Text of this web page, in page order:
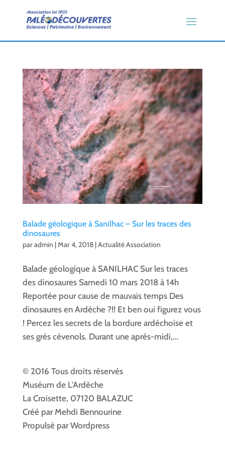
Balade géologique à Sanilhac – Sur les traces des
dinosaures
paradmin |Mar 4, 2018|Actualité Association
Balade géologique à SANILHAC Sur les traces
des dinosaures Samedi 10 mars 2018 à 14h
Reportée pour cause de mauvais temps Des
dinosaures en Ardèche ?!! Et ben oui figurez vous
! Percez les secrets de la bordure ardéchoise et
ses grès cévenols. Durant une après-midi,...
© 2016 Tous droits réservés
Muséum de L'Ardèche
La Croisette, 07120 BALAZUC
Créé par Mehdi Bennourine
Propulsé par Wordpress